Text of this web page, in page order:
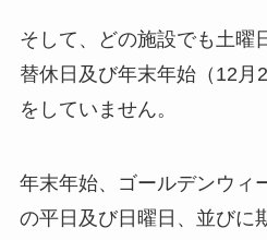
そして、どの施設でも土曜
替休日及び年末年始（12月
をしていません。
年末年始、ゴールデンウィ
の平日及び日曜日、並びに